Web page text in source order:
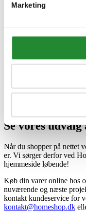
Marketing
DKK 255,00Pris
Se vores
Når du shopper på nettet
er. Vi sørger derfor ved
hjemmeside løbende!
Køb din varer online hos
nuværende og næste
kontakt kundeservice for
kontakt@homeshop.dk